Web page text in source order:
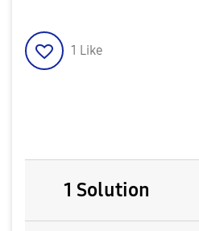
1 Like
1 Solution